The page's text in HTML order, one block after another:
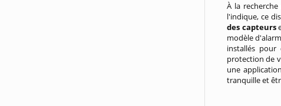
À la
l'indique, ce
des capteurs
modèle
installés pour
protection de
une
tranquille et